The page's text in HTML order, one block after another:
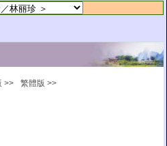
>> 繁體版 >>